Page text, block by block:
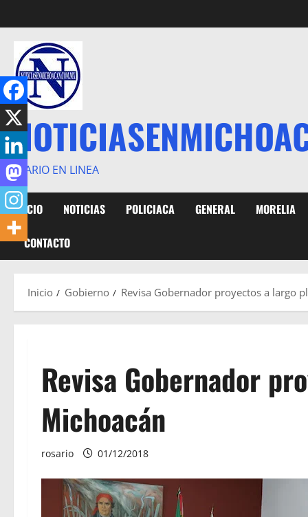
al
contenido
DIARIO EN LINEA
INICIO NOTICIAS POLICIACA GENERAL MORELIA
CONTACTO
Inicio Gobierno Revisa Gobernador proyectos a largo
Revisa Gobernador
Michoacán
rosario 01/12/2018